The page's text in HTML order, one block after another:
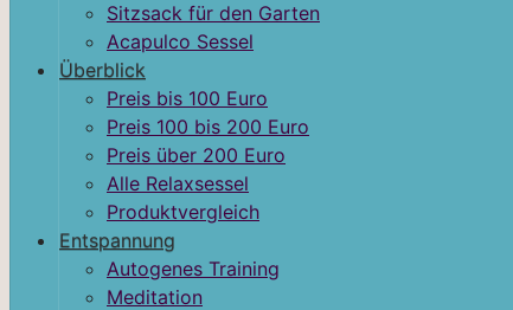
Sitzsack für den Garten
Acapulco Sessel
Überblick
Preis bis 100 Euro
Preis 100 bis 200 Euro
Preis über 200 Euro
Alle Relaxsessel
Produktvergleich
Entspannung
Autogenes Training
Meditation